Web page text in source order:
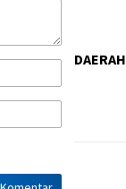
DAERAH